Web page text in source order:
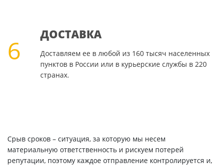
6
ДОСТАВКА
Доставляем ее в любой из 160 тысяч населенных
пунктов в России или в курьерские службы в 220
странах.
Срыв сроков – ситуация, за которую мы несем
материальную ответственность и рискуем потерей
репутации, поэтому каждое отправление контролируется и,